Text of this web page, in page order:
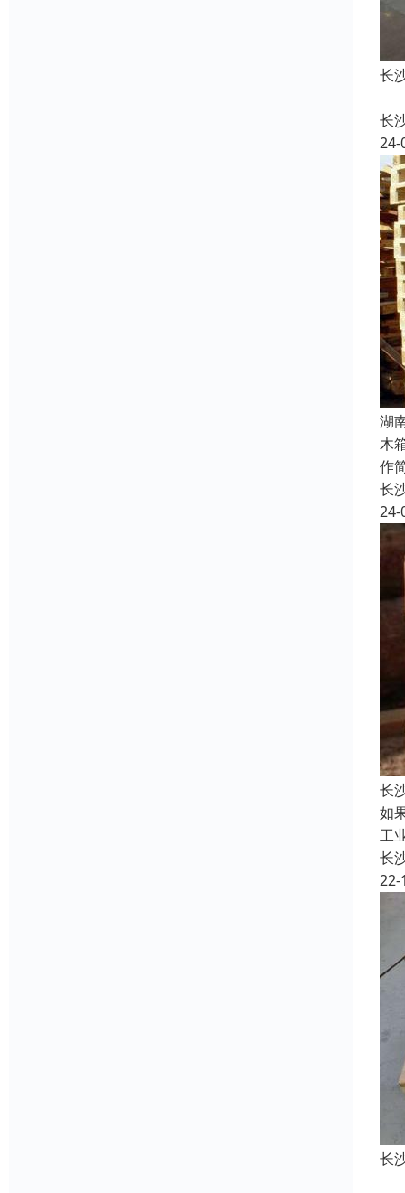
长
长
24-
湖
木
作
长
24-
长
如
工
长
22-
长